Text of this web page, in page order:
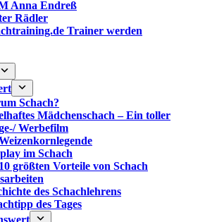
Anna Endreß
Rädler
Trainer werden
Schach?
Mädchenschach – Ein toller
Werbefilm
im Schach
größten Vorteile von Schach‎
des Schachlehrens
des Tages